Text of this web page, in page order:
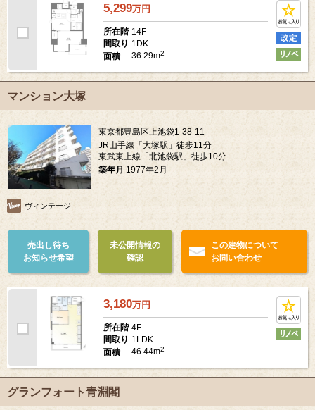
5,299万円
所在階 14F
間取り 1DK
面積
36.29m2
マンション大塚
東京都豊島区上池袋1-38-11
JR山手線「大塚駅」徒歩11分
東武東上線「北池袋駅」徒歩10分
築年月 1977年2月
ヴィンテージ
売出し待ち
お知らせ希望
未公開情報の
確認
この建物について
お問い合わせ
3,180万円
所在階 4F
間取り 1LDK
面積
46.44m2
グランフォート青淵閣